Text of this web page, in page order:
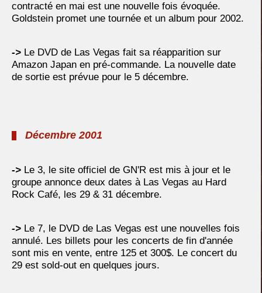
contracté en mai est une nouvelle fois évoquée.
Goldstein promet une tournée et un album pour 2002.
-> Le DVD de Las Vegas fait sa réapparition sur
Amazon Japan en pré-commande. La nouvelle date
de sortie est prévue pour le 5 décembre.
Décembre 2001
-> Le 3, le site officiel de GN'R est mis à jour et le
groupe annonce deux dates à Las Vegas au Hard
Rock Café, les 29 & 31 décembre.
-> Le 7, le DVD de Las Vegas est une nouvelles fois
annulé. Les billets pour les concerts de fin d'année
sont mis en vente, entre 125 et 300$. Le concert du
29 est sold-out en quelques jours.